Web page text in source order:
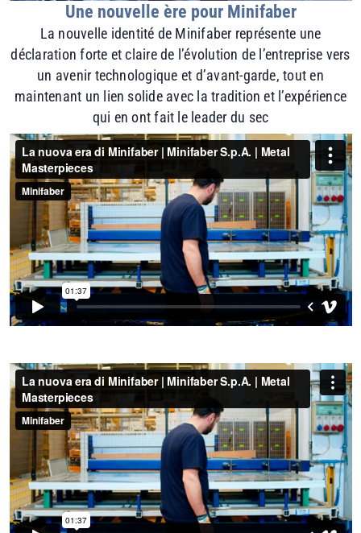
Une nouvelle ère pour Minifaber
La nouvelle identité de Minifaber représente une
déclaration forte et claire de l’évolution de l’entreprise vers
un avenir technologique et d’avant-garde, tout en
maintenant un lien solide avec la tradition et l’expérience
qui en ont fait le leader du sec